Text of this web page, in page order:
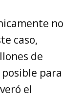
no
caso,
de
para
el